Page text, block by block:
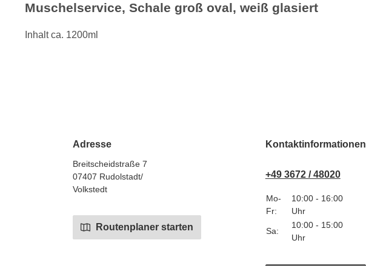
Muschelservice, Schale groß oval, weiß glasiert
Inhalt ca. 1200ml
Adresse
Breitscheidstraße 7
07407 Rudolstadt/
Volkstedt
Routenplaner starten
Kontaktinformationen
+49 3672 / 48020
Mo-
Fr:
10:00 - 16:00
Uhr
Sa:
10:00 - 15:00
Uhr